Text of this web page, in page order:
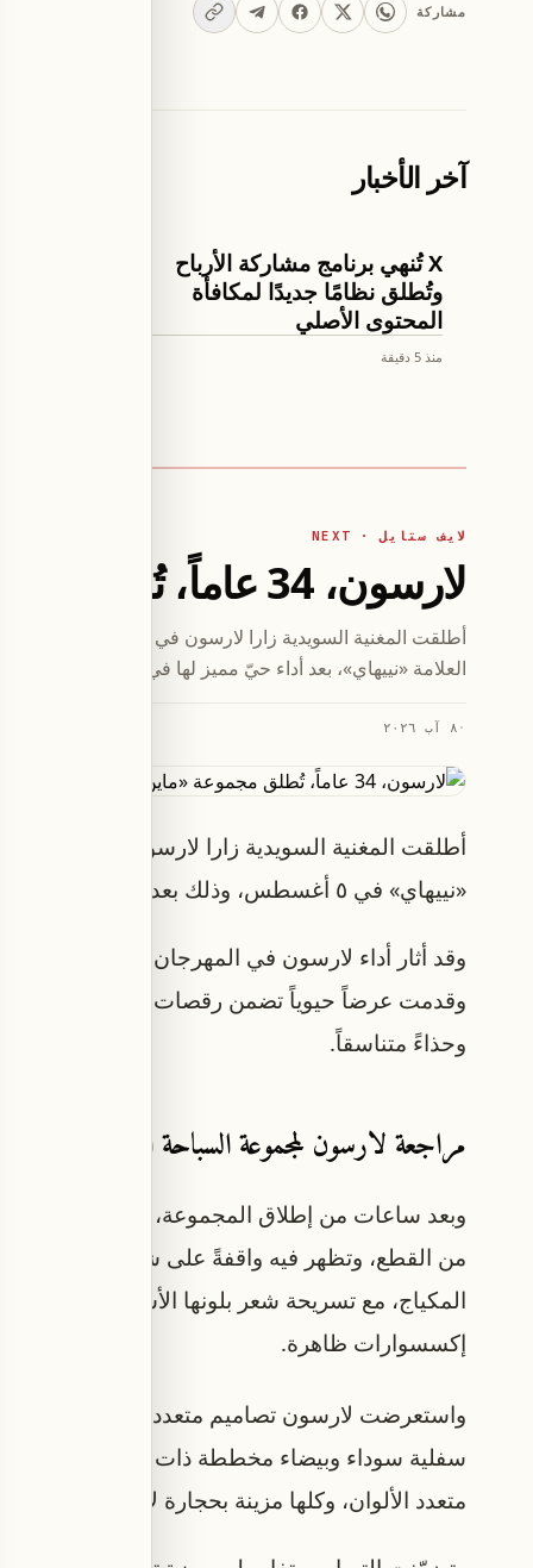
مشاركة
آخر الأخبار
تكنولوجيا وعلوم
X تُنهي برنامج مشاركة الأرباح
وتُطلق نظامًا جديدًا لمكافأة
المحتوى الأصلي
منذ 5 دقيقة
لايف ستايل · NEXT
لارسون، 34 عاماً، تُطلق مجموعة «ماين روز» للسباحة بالتعاون مع «نييهاي»
العلامة «نييهاي»، بعد أداء حيّ مميز لها في مهرجان لولابالوزا يوم ٣١
· ٨ آب ٢٠٢٦
أطلقت المغنية السويدية زارا لارسون مجموعة «ماين
«نييهاي» في ٥ أغسطس، وذلك بعد أيام قليلة من ظهورها الحيّ في مهرجان لولابالوزا في ٣١ يوليو.
وقد أثار أداء لارسون في المهرجان اهتماماً
وقدمت عرضاً حيوياً تضمن رقصات جذّابة وأداءً صوتياً
وحذاءً متناسقاً.
مراجعة لارسون لمجموعة السباحة الجديدة
وبعد ساعات من إطلاق المجموعة، نشرت لارسون
من القطع، وتظهر فيه واقفةً على شرفة تطل
المكياج، مع تسريحة شعر بلونها الأشقر مُجمَّعة
إكسسوارات ظاهرة.
واستعرضت لارسون تصاميم متعددة من المجموعة،
سفلية سوداء وبيضاء مخططة ذات طراز
متعدد الألوان، وكلها مزينة بحجارة لامعة.